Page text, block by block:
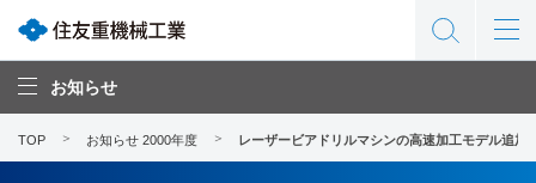
お知らせ
TOP お知らせ 2000年度 レーザービアドリルマシンの高速加工モデル追加